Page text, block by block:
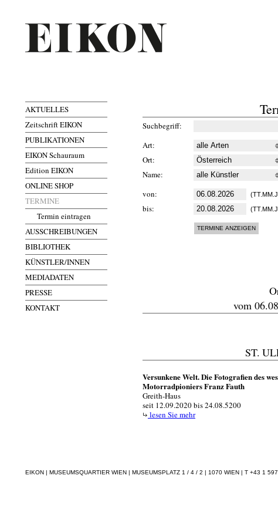
AKTUELLES
Zeitschrift EIKON
PUBLIKATIONEN
EIKON Schauraum
Edition EIKON
ONLINE SHOP
TERMINE
Termin eintragen
AUSSCHREIBUNGEN
BIBLIOTHEK
KÜNSTLER/INNEN
MEDIADATEN
PRESSE
KONTAKT
Suchbegriff
Art
Ort
Name
von
bis
vom
ST.
Versunkene Welt. Die Fotografien des
Motorradpioniers Franz Fauth
Greith-Haus
seit 12.09.2020 bis 24.08.5200
lesen Sie mehr
EIKON | MUSEUMSQUARTIER WIEN | MUSEUMSPLATZ 1 / 4 / 2 | 1070 WIEN | T +43 1